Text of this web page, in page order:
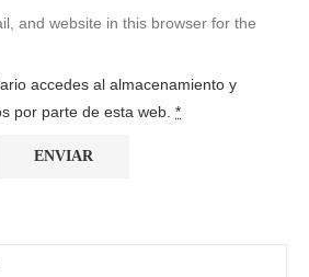
and website in this browser for the
accedes al almacenamiento y
por parte de esta web. *